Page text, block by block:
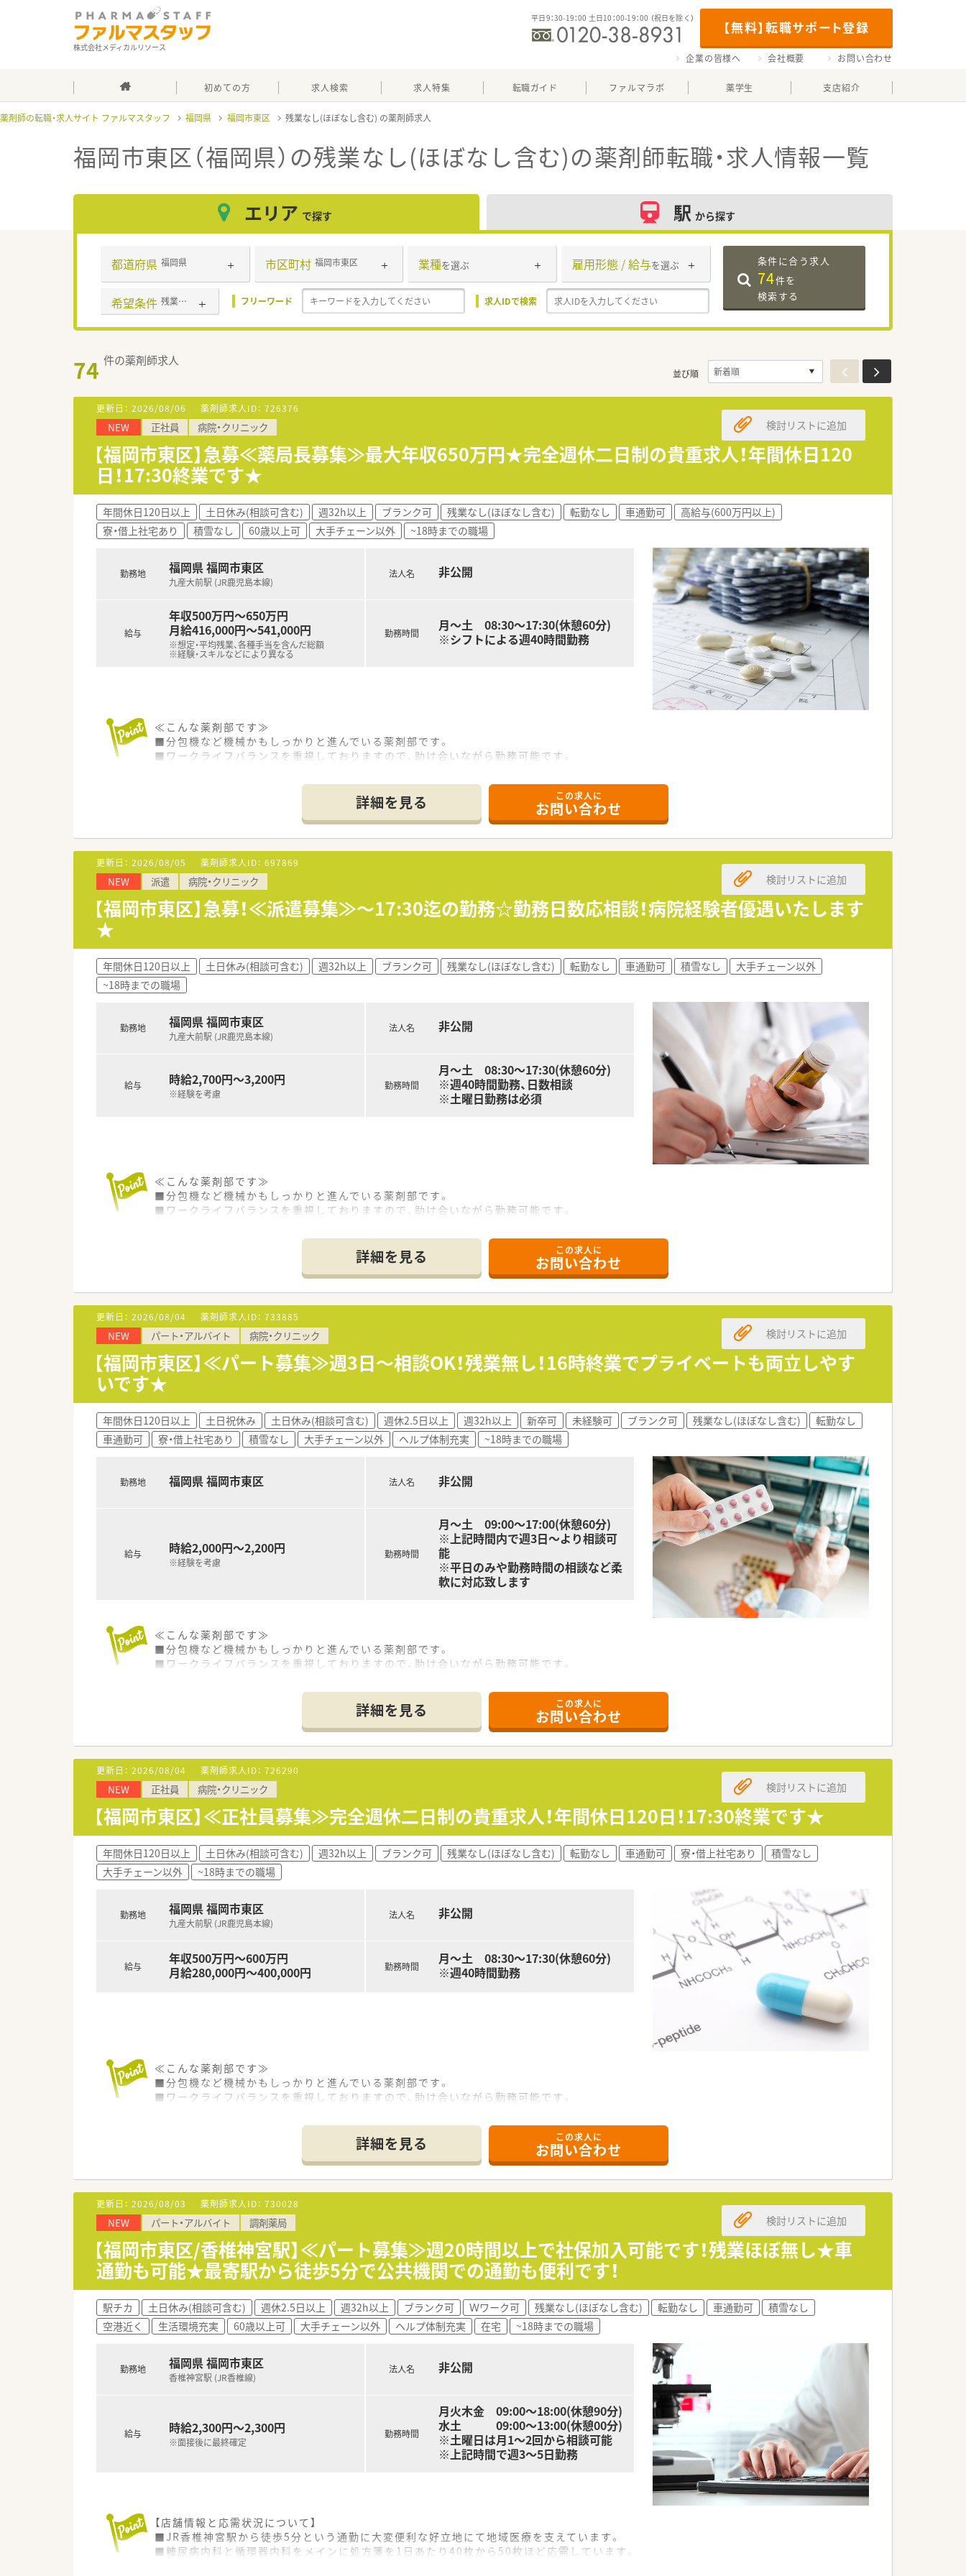
株式会社メディカルリソース
【無料】転職サポート登録
平日9：30-19：00 土日10：00-19：00 （祝日を除く）
企業の皆様へ 会社概要 お問い合わせ
初めての方 求人検索 求人特集 転職ガイド ファルマラボ 薬学生 支店紹介
薬剤師の転職・求人サイト ファルマスタッフ 福岡県 福岡市東区 残業なし(ほぼなし含む)
福岡市東区（福岡県）の残業なし(ほぼなし含む)の薬剤師転職・求人情報一覧
エリア で探す 駅 から探す
都道府県 福岡県 市区町村 福岡市東区 業種を選ぶ 雇用形態 / 給与を選ぶ
希望条件 残業なし(ほぼなし含む) フリーワード 求人IDで検索
条件に合う求人
74件を
検索する
74 件の薬剤師求人
並び順
更新日： 2026/08/06 薬剤師求人ID： 726376
NEW 正社員 病院・クリニック
【福岡市東区】急募≪薬局長募集≫最大年収650万円★完全週休二日制の貴重求人！年間休日120
日！17:30終業です★
検討リストに追加
年間休日120日以上 土日休み(相談可含む) 週32h以上 ブランク可 残業なし(ほぼなし含む) 転勤なし 車通勤可
高給与(600万円以上)
寮・借上社宅あり
積雪なし 60歳以上可 大手チェーン以外 ~18時までの職場
勤務地 福岡県 福岡市東区
九産大前駅 (JR鹿児島本線)
給与
年収500万円～650万円
月給416,000円～541,000円
※想定・平均残業、各種手当を含んだ総額
※経験・スキルなどにより異なる
法人名 非公開
勤務時間
月～土 08:30～17:30(休憩60分)
※シフトによる週40時間勤務
≪こんな薬剤部です≫
■分包機など機械かもしっかりと進んでいる薬剤部です。
■ワークライフバランスを重視しておりますので、助け合いながら勤務可能です。
■患者様は認知症の患者様が多く、老老介護の方も多いです。
■2,000年よりうつ病、神経症、老年期の精神医療を中心に診療を行って参りました。
■退院後の方々のために、施設を併設して地域に根ざした医療を続けております。
■2020年には、より良い入院環境の提供のため、本館の改築と新病棟を増築いたしました。
詳細を見る この求人に
お問い合わせ
更新日： 2026/08/05 薬剤師求人ID： 697869
NEW 派遣 病院・クリニック
【福岡市東区】急募！≪派遣募集≫～17:30迄の勤務☆勤務日数応相談！病院経験者優遇いたします
★
検討リストに追加
年間休日120日以上 土日休み(相談可含む) 週32h以上 ブランク可 残業なし(ほぼなし含む) 転勤なし 車通勤可 積雪なし
大手チェーン以外
~18時までの職場
勤務地 福岡県 福岡市東区
九産大前駅 (JR鹿児島本線)
給与 時給2,700円～3,200円
※経験を考慮
法人名 非公開
勤務時間
月～土 08:30～17:30(休憩60分)
※週40時間勤務、日数相談
※土曜日勤務は必須
≪こんな薬剤部です≫
■分包機など機械かもしっかりと進んでいる薬剤部です。
■ワークライフバランスを重視しておりますので、助け合いながら勤務可能です。
■患者様は認知症の患者様が多く、老老介護の方も多いです。
■2,000年よりうつ病、神経症、老年期の精神医療を中心に診療を行って参りました。
■退院後の方々のために、施設を併設して地域に根ざした医療を続けております。
■2020年には、より良い入院環境の提供のため、本館の改築と新病棟を増築いたしました。
詳細を見る この求人に
お問い合わせ
更新日： 2026/08/04 薬剤師求人ID： 733885
NEW パート・アルバイト 病院・クリニック
【福岡市東区】≪パート募集≫週3日～相談OK！残業無し！16時終業でプライベートも両立しやす
いです★
検討リストに追加
年間休日120日以上 土日祝休み 土日休み(相談可含む) 週休2.5日以上 週32h以上 新卒可 未経験可 ブランク可 残業なし(ほぼなし含む)
転勤なし
車通勤可
寮・借上社宅あり 積雪なし 大手チェーン以外 ヘルプ体制充実 ~18時までの職場
勤務地 福岡県 福岡市東区
給与 時給2,000円～2,200円
※経験を考慮
法人名 非公開
勤務時間
月～土 09:00～17:00(休憩60分)
※上記時間内で週3日～より相談可
能
※平日のみや勤務時間の相談など柔
軟に対応致します
≪こんな薬剤部です≫
■分包機など機械かもしっかりと進んでいる薬剤部です。
■ワークライフバランスを重視しておりますので、助け合いながら勤務可能です。
■患者様は認知症の患者様が多く、老老介護の方も多いです。
■2,000年よりうつ病、神経症、老年期の精神医療を中心に診療を行って参りました。
■退院後の方々のために、施設を併設して地域に根ざした医療を続けております。
■2020年には、より良い入院環境の提供のため、本館の改築と新病棟を増築いたしました。
詳細を見る この求人に
お問い合わせ
更新日： 2026/08/04 薬剤師求人ID： 726290
NEW 正社員 病院・クリニック
【福岡市東区】≪正社員募集≫完全週休二日制の貴重求人！年間休日120日！17:30終業です★
検討リストに追加
年間休日120日以上 土日休み(相談可含む) 週32h以上 ブランク可 残業なし(ほぼなし含む) 転勤なし 車通勤可 寮・借上社宅あり
積雪なし
大手チェーン以外
~18時までの職場
勤務地 福岡県 福岡市東区
九産大前駅 (JR鹿児島本線)
給与
年収500万円～600万円
月給280,000円～400,000円
法人名 非公開
勤務時間
月～土 08:30～17:30(休憩60分)
※週40時間勤務
≪こんな薬剤部です≫
■分包機など機械かもしっかりと進んでいる薬剤部です。
■ワークライフバランスを重視しておりますので、助け合いながら勤務可能です。
■患者様は認知症の患者様が多く、老老介護の方も多いです。
■2,000年よりうつ病、神経症、老年期の精神医療を中心に診療を行って参りました。
■退院後の方々のために、施設を併設して地域に根ざした医療を続けております。
■2020年には、より良い入院環境の提供のため、本館の改築と新病棟を増築いたしました。
詳細を見る この求人に
お問い合わせ
更新日： 2026/08/03 薬剤師求人ID： 730028
NEW パート・アルバイト 調剤薬局
【福岡市東区/香椎神宮駅】≪パート募集≫週20時間以上で社保加入可能です！残業ほぼ無し★車
通勤も可能★最寄駅から徒歩5分で公共機関での通勤も便利です！
検討リストに追加
駅チカ 土日休み(相談可含む) 週休2.5日以上 週32h以上 ブランク可 Ｗワーク可 残業なし(ほぼなし含む) 転勤なし 車通勤可
積雪なし
空港近く
生活環境充実 60歳以上可 大手チェーン以外 ヘルプ体制充実 在宅 ~18時までの職場
勤務地 福岡県 福岡市東区
香椎神宮駅 (JR香椎線)
給与 時給2,300円～2,300円
※面接後に最終確定
法人名 非公開
勤務時間
月火木金 09:00～18:00(休憩90分)
水土 09:00～13:00(休憩00分)
※土曜日は月1～2回から相談可能
※上記時間で週3～5日勤務
【店舗情報と応需状況について】
■JR香椎神宮駅から徒歩5分という通勤に大変便利な好立地にて地域医療を支えています。
■糖尿病内科と循環器内科をメインに処方箋を1日あたり40枚から50枚ほど応需しています。